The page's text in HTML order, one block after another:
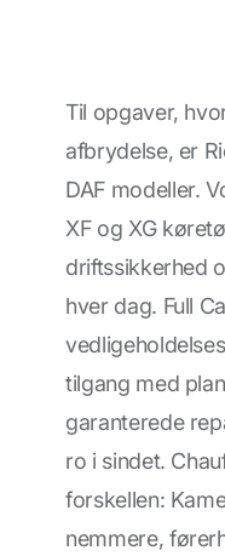
Til opgaver,
afbrydelse, er
DAF modeller.
XF og XG
driftssikkerhed
hver dag. Full
tilgang med
garanterede
ro i sindet.
forskellen:
nemmere,